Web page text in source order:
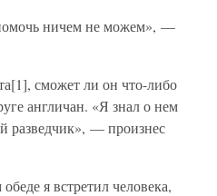
ничем не можем», —
сможет ли он что-либо
англичан. «Я знал о нем
разведчик», — произнес
я встретил человека,